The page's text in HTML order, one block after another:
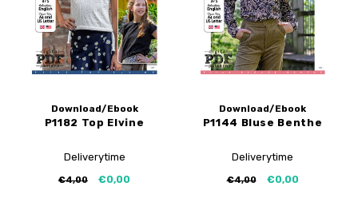
Download/Ebook
P1182 Top Elvine
Deliverytime
€4,00 €0,00
Download/Ebook
P1144 Bluse Benthe
Deliverytime
€4,00 €0,00